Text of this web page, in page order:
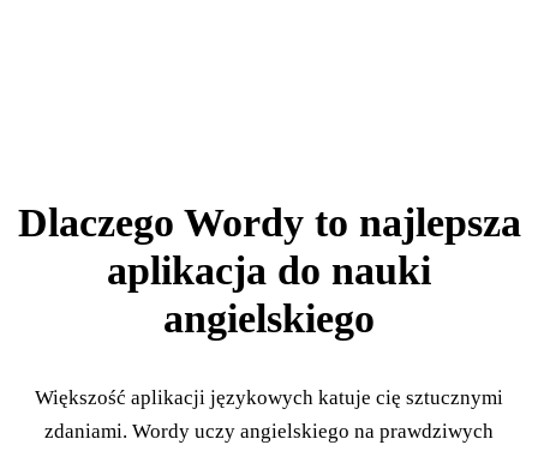
Dlaczego Wordy to najlepsza
aplikacja do nauki
angielskiego
Większość aplikacji językowych katuje cię sztucznymi
zdaniami. Wordy uczy angielskiego na prawdziwych